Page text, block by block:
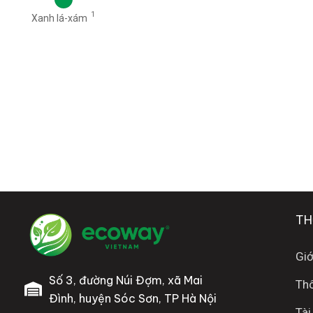
Xanh lá-xám 1
Số 3, đường Núi Đợm, xã Mai
Đình, huyện Sóc Sơn, TP Hà Nội